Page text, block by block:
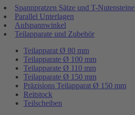
Spannpratzen Sätze und T-Nutensteine
Parallel Unterlagen
Aufspannwinkel
Teilapparate und Zubehör
Teilapparat Ø 80 mm
Teilapparate Ø 100 mm
Teilapparate Ø 110 mm
Teilapparate Ø 150 mm
Präzisions Teilapparat Ø 150 mm
Reitstock
Teilscheiben